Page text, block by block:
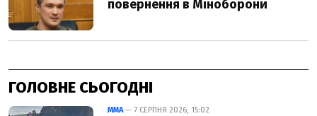
ГОЛОВНЕ СЬОГОДНІ
ММА— 7 СЕРПНЯ 2026, 15:02